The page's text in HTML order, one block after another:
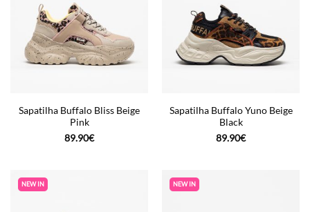
Sapatilha Buffalo Bliss Beige
Pink
89.90€
Sapatilha Buffalo Yuno Beige
Black
89.90€
NEW IN NEW IN